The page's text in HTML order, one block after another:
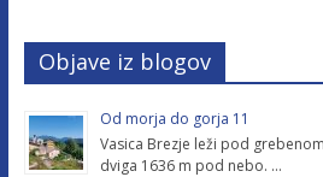
Objave iz blogov
Od morja do gorja 11
Vasica Brezje leži pod
dviga 1636 m pod nebo. …